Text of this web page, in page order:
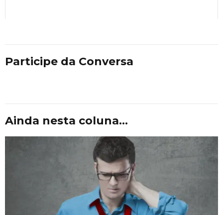
Participe da Conversa
Ainda nesta coluna...